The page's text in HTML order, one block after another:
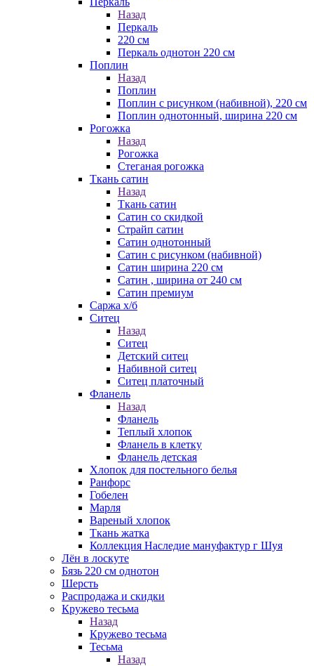
Назад
Перкаль
220 см
Перкаль однотон 220 см
Поплин
Назад
Поплин
Поплин с рисунком (набивной), 220 см
Поплин однотонный, ширина 220 см
Рогожка
Назад
Рогожка
Стеганая рогожка
Ткань сатин
Назад
Ткань сатин
Сатин со скидкой
Страйп сатин
Сатин однотонный
Сатин с рисунком (набивной)
Сатин ширина 220 см
Сатин , ширина от 240 см
Сатин премиум
Саржа х/б
Ситец
Назад
Ситец
Детский ситец
Набивной ситец
Ситец платочный
Фланель
Назад
Фланель
Теплый хлопок
Фланель в клетку
Фланель детская
Хлопок для постельного белья
Ранфорс
Гобелен
Марля
Вареный хлопок
Ткань жатка
Коллекция Наследие мануфактур г Шуя
Лён в лоскуте
Бязь 220 см однотон
Шерсть
Распродажа и скидки
Кружево тесьма
Назад
Кружево тесьма
Тесьма
Назад